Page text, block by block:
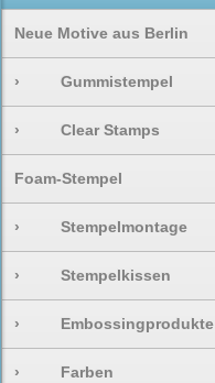
Neue Motive aus Berlin
› Gummistempel
› Clear Stamps
Foam-Stempel
› Stempelmontage
› Stempelkissen
› Embossingprodukte
› Farben